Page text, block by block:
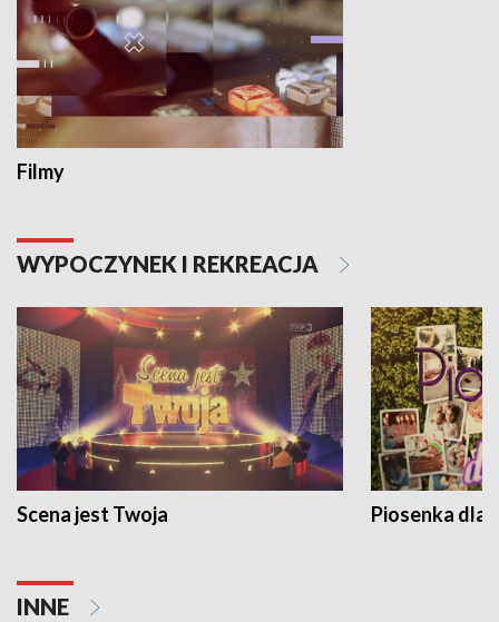
Filmy
WYPOCZYNEK I REKREACJA
Scena jest Twoja Piosenka dla
INNE